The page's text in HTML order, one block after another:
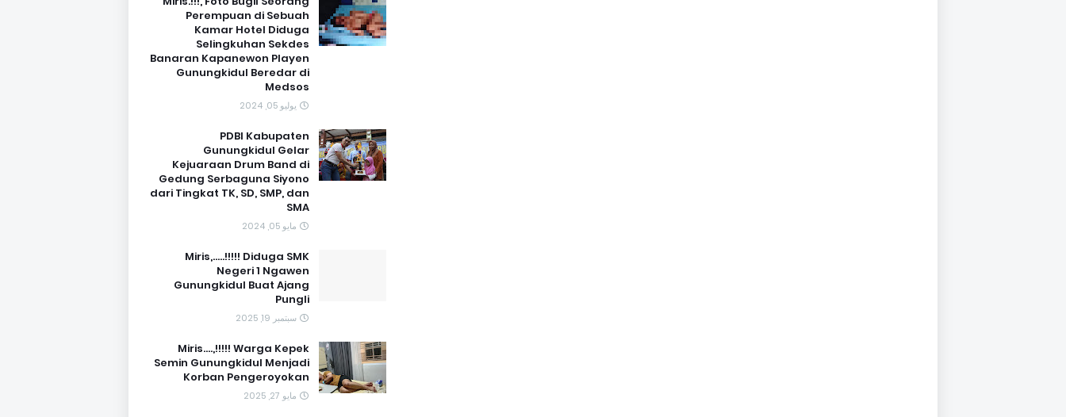
Perempuan di Sebuah
Kamar Hotel Diduga
Selingkuhan Sekdes
Banaran Kapanewon Playen
Gunungkidul Beredar di
Medsos
يوليو 05, 2024
PDBI Kabupaten
Gunungkidul Gelar
Kejuaraan Drum Band di
Gedung Serbaguna Siyono
dari Tingkat TK, SD, SMP, dan
SMA
مايو 05, 2024
Miris,.....!!!!! Diduga SMK
Negeri 1 Ngawen
Gunungkidul Buat Ajang
Pungli
سبتمبر 19, 2025
Miris....,!!!!! Warga Kepek
Semin Gunungkidul Menjadi
Korban Pengeroyokan
مايو 27, 2025